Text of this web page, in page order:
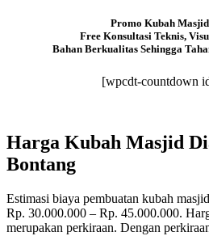
Promo Kubah
Free Konsultasi Teknis,
Bahan Berkualitas Sehingga
[wpcdt-countdown
Harga Kubah Masjid
Bontang
Estimasi biaya pembuatan kubah
Rp. 30.000.000 – Rp. 45.000.000.
merupakan perkiraan. Dengan